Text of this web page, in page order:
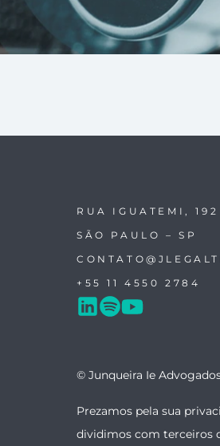
RUA IGUATEMI,
SÃO PAULO – SP
+55 11 4550 2784
© Junqueira Ie
Prezamos pela sua
dividimos com terceiros